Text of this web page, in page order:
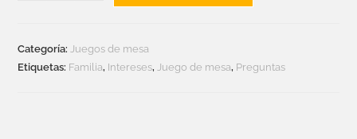
Categoría:Juegos de mesa
Etiquetas: Familia, Intereses,Juego de mesa, Preguntas